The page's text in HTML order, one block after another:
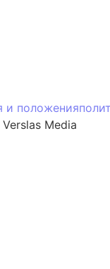
и положения
Media